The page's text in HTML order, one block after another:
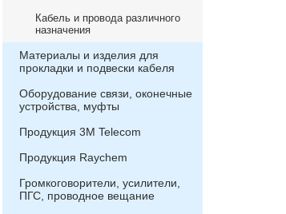
Кабель и провода различного
назначения
Материалы и изделия для
прокладки и подвески кабеля
Оборудование связи, оконечные
устройства, муфты
Продукция 3М Telecom
Продукция Raychem
Громкоговорители, усилители,
ПГС, проводное вещание